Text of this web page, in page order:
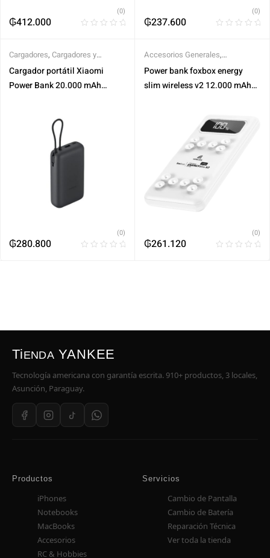
₲412.000
(0)
₲237.600
(0)
Cargadores, Cargadores y
Fuentes de Alimentación
Cargador portátil Xiaomi
Power Bank 20.000 mAh
₲280.800
(0)
Accesorios Generales,
Cargadores y Fuentes de
Alimentación
Power bank foxbox energy
slim wireless v2 12.000 mAh
₲261.120
(0)
TiENDA YANKEE
Tecnología americana con garantía escrita. 910+ productos, 3 locales,
Asunción, Paraguay.
Productos
iPhones
Notebooks
MacBooks
Accesorios
RC & Hobbies
Servicios
Cambio de Pantalla
Cambio de Batería
Reparación Técnica
Ver toda la tienda